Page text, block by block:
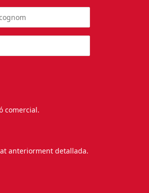
comercial.
anteriorment detallada.